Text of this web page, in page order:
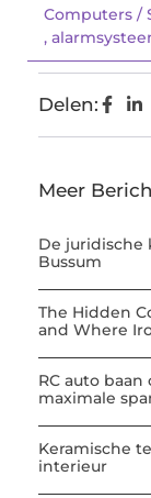
Computers /
,
Delen:
Meer
De juridische
Bussum
The Hidden
and Where
RC auto
maximale
Keramische
interieur